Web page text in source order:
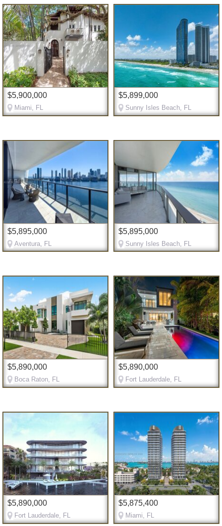
$5,900,000
Miami, FL
$5,899,000
Sunny Isles Beach, FL
$5,895,000
Aventura, FL
$5,895,000
Sunny Isles Beach, FL
$5,890,000
Boca Raton, FL
$5,890,000
Fort Lauderdale, FL
$5,890,000
Fort Lauderdale, FL
$5,875,400
Miami, FL